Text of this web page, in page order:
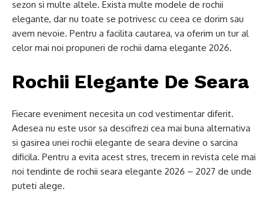
sezon si multe altele. Exista multe modele de rochii
elegante, dar nu toate se potrivesc cu ceea ce dorim sau
avem nevoie. Pentru a facilita cautarea, va oferim un tur al
celor mai noi propuneri de rochii dama elegante 2026.
Rochii Elegante De Seara
Fiecare eveniment necesita un cod vestimentar diferit.
Adesea nu este usor sa descifrezi cea mai buna alternativa
si gasirea unei rochii elegante de seara devine o sarcina
dificila. Pentru a evita acest stres, trecem in revista cele mai
noi tendinte de rochii seara elegante 2026 – 2027 de unde
puteti alege.